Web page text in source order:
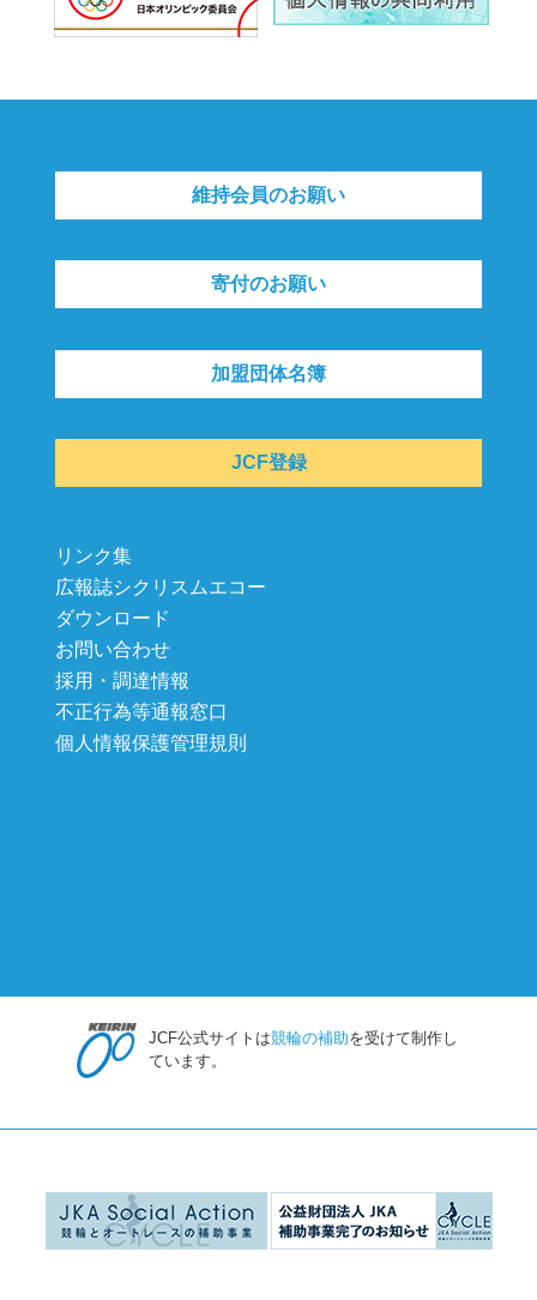
維持会員のお願い
寄付のお願い
加盟団体名簿
JCF登録
リンク集
広報誌シクリスムエコー
ダウンロード
お問い合わせ
採用・調達情報
不正行為等通報窓口
個人情報保護管理規則
JCF公式サイトは競輪の補助を受けて制作し
ています。